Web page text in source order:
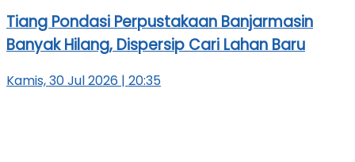
Tiang Pondasi Perpustakaan Banjarmasin
Banyak Hilang, Dispersip Cari Lahan Baru
Kamis, 30 Jul 2026 | 20:35